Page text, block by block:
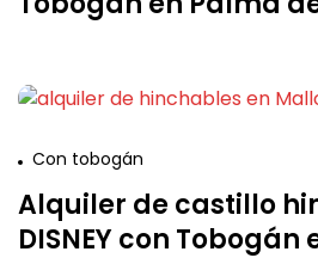
Con tobogán
Alquiler de castillo
DISNEY con